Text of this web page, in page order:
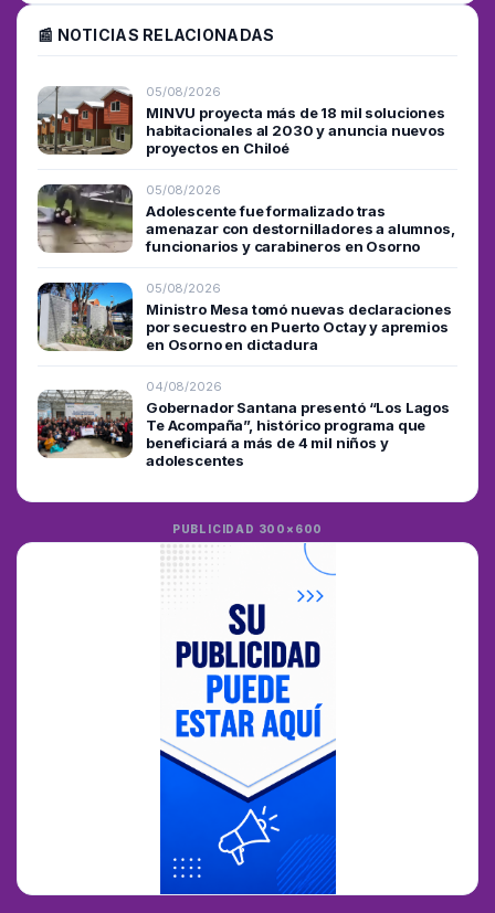
📰 NOTICIAS RELACIONADAS
05/08/2026
MINVU proyecta más de 18 mil soluciones
habitacionales al 2030 y anuncia nuevos
proyectos en Chiloé
05/08/2026
Adolescente fue formalizado tras
amenazar con destornilladores a alumnos,
funcionarios y carabineros en Osorno
05/08/2026
Ministro Mesa tomó nuevas declaraciones
por secuestro en Puerto Octay y apremios
en Osorno en dictadura
04/08/2026
Gobernador Santana presentó “Los Lagos
Te Acompaña”, histórico programa que
beneficiará a más de 4 mil niños y
adolescentes
PUBLICIDAD 300×600